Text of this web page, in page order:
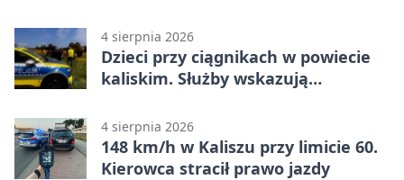
4 sierpnia 2026
Dzieci przy ciągnikach w powiecie
kaliskim. Służby wskazują
4 sierpnia 2026
148 km/h w Kaliszu przy limicie 60.
Kierowca stracił prawo jazdy